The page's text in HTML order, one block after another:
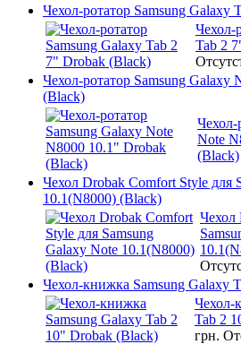
Чехол-ротатор Samsung Galaxy
Чехол-
Tab 2
Чехол-ротатор Samsung Galaxy
(Black)
Чехол-
Note
(Black)
Чехол Drobak Comfort Style для
10.1(N8000) (Black)
Чехол
Чехол-книжка Samsung Galaxy
Чехол-
Tab 2
грн.